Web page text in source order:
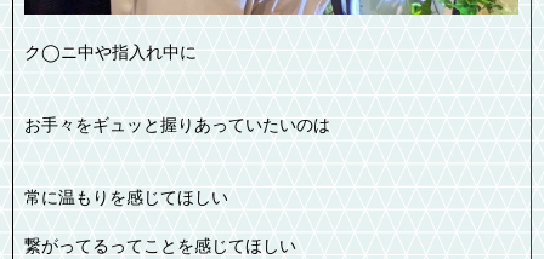
ク◯ニ中や指入れ中に
お手々をギュッと握りあっていたいのは
常に温もりを感じてほしい
繋がってるってことを感じてほしい